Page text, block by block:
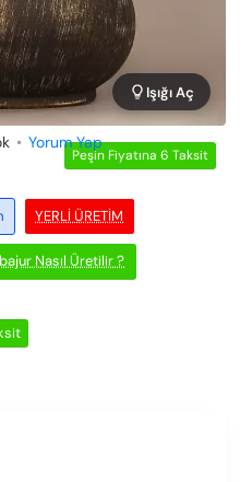
Peşin Fiyatına 6 Taksit
Işığı Aç
YERLI ÜRETIM
Nasıl Üretilir ?
• Yorum Yap